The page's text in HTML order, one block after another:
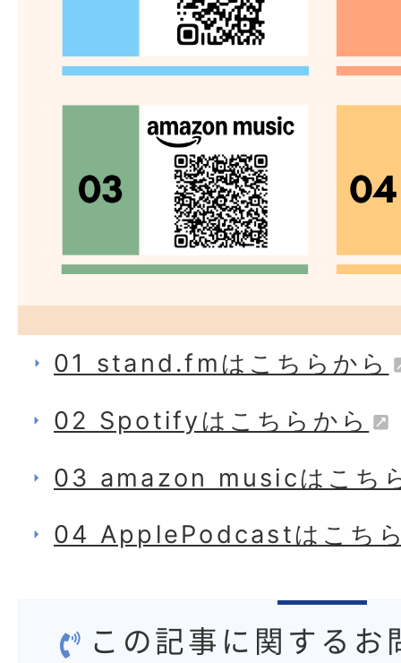
01 stand.fmはこちらから
02 Spotifyはこちらから
03 amazon musicはこち
04 ApplePodcastはこち
この記事に関するお